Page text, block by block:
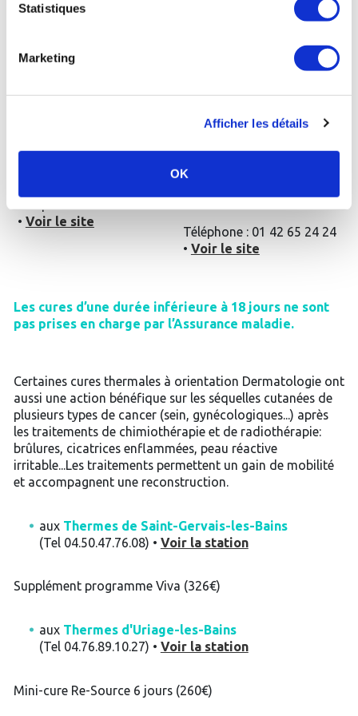
Statistiques
Marketing
Afficher les détails
OK
•Voir le site
Rhumatologie
• Voir le site
La cure thermale
Rhumatologie + le module
spécifique post-cancer
Téléphone : 01 42 65 24 24
• Voir le site
Les cures d’une durée inférieure à 18 jours ne sont
pas prises en charge par l’Assurance maladie.
Certaines cures thermales à orientation Dermatologie ont
aussi une action bénéfique sur les séquelles cutanées de
plusieurs types de cancer (sein, gynécologiques...) après
les traitements de chimiothérapie et de radiothérapie:
brûlures, cicatrices enflammées, peau réactive
irritable...Les traitements permettent un gain de mobilité
et accompagnent une reconstruction.
aux Thermes de Saint-Gervais-les-Bains
(Tel 04.50.47.76.08) • Voir la station
Supplément programme Viva (326€)
aux Thermes d'Uriage-les-Bains
(Tel 04.76.89.10.27) • Voir la station
Mini-cure Re-Source 6 jours (260€)